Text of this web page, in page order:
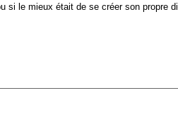
le mieux était de se créer son propre